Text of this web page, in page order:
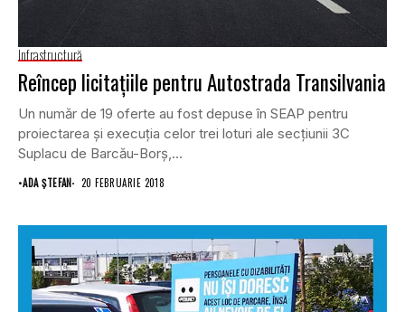
Infrastructură
Reîncep licitaţiile pentru Autostrada Transilvania
Un număr de 19 oferte au fost depuse în SEAP pentru
proiectarea şi execuţia celor trei loturi ale secţiunii 3C
Suplacu de Barcău-Borş,...
•ADA ȘTEFAN 20 FEBRUARIE 2018